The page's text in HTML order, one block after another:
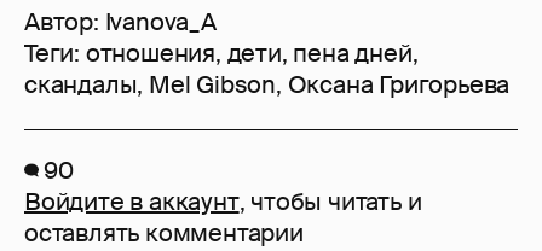
Автор: Ivanova_A
Теги: отношения, дети, пена дней,
скандалы, Mel Gibson, Оксана Григорьева
90
Войдите в аккаунт, чтобы читать и
оставлять комментарии